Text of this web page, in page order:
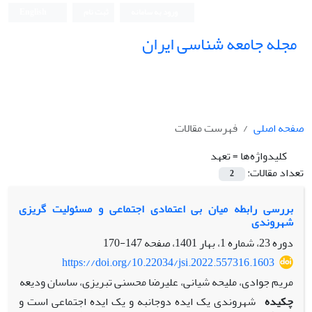
مجله جامعه شناسی ایران
صفحه اصلی
فهرست مقالات
کلیدواژه‌ها =تعهد
تعداد مقالات:
2
بررسی رابطه میان بی اعتمادی اجتماعی و مسئولیت گریزی
شهروندی
دوره 23، شماره 1، بهار 1401، صفحه
147-170
https://doi.org/10.22034/jsi.2022.557316.1603
مریم جوادی، ملیحه شیانی، علیرضا محسنی تبریزی، ساسان ودیعه
چکیده شهروندی یک ایده دوجانبه و یک ایده اجتماعی است و